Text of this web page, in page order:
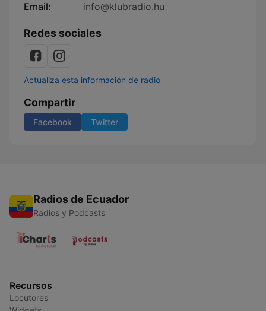
Email:
info@klubradio.hu
Redes sociales
Actualiza esta información de radio
Compartir
Facebook Twitter
Radios de Ecuador
Radios y Podcasts
Recursos
Locutores